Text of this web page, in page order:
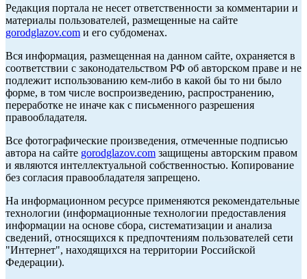
Редакция портала не несет ответственности за комментарии и
материалы пользователей, размещенные на сайте
gorodglazov.com и его субдоменах.
Вся информация, размещенная на данном сайте, охраняется в
соответствии с законодательством РФ об авторском праве и не
подлежит использованию кем-либо в какой бы то ни было
форме, в том числе воспроизведению, распространению,
переработке не иначе как с письменного разрешения
правообладателя.
Все фотографические произведения, отмеченные подписью
автора на сайте gorodglazov.com защищены авторским правом
и являются интеллектуальной собственностью. Копирование
без согласия правообладателя запрещено.
На информационном ресурсе применяются рекомендательные
технологии (информационные технологии предоставления
информации на основе сбора, систематизации и анализа
сведений, относящихся к предпочтениям пользователей сети
"Интернет", находящихся на территории Российской
Федерации).